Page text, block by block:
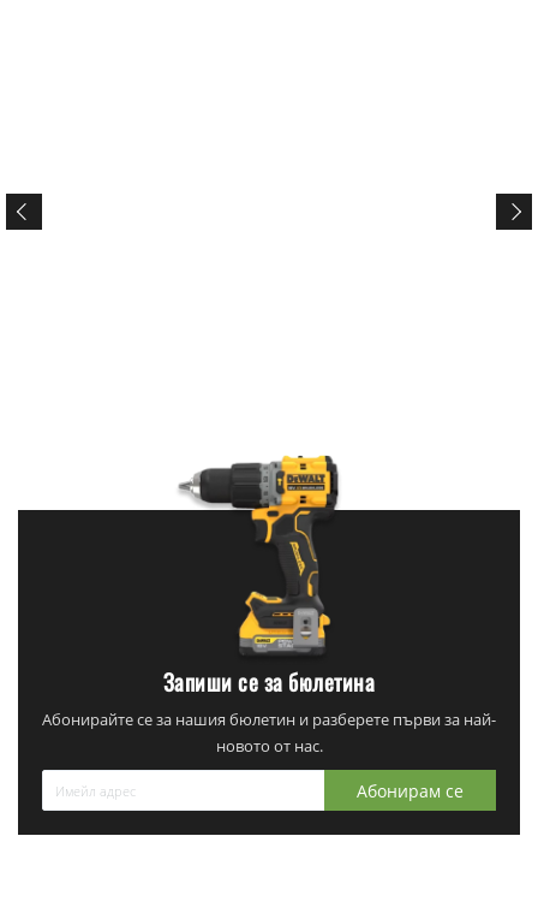
Запиши се за бюлетина
Абонирайте се за нашия бюлетин и разберете първи за най-
новото от нас.
Абонирам се